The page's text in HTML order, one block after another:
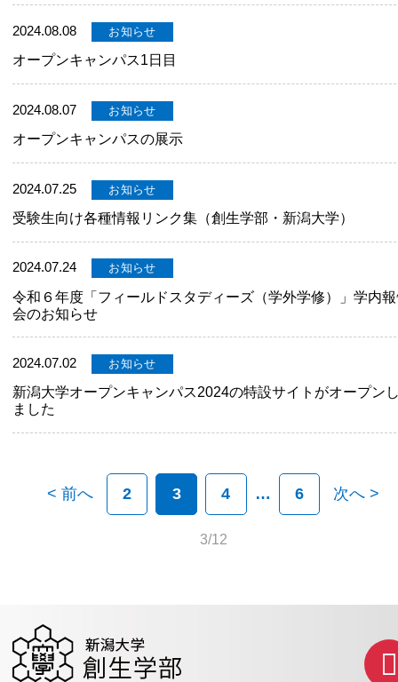
2024.08.08 お知らせ
オープンキャンパス1日目
2024.08.07 お知らせ
オープンキャンパスの展示
2024.07.25 お知らせ
受験生向け各種情報リンク集（創生学部・新潟大学）
2024.07.24 お知らせ
令和６年度「フィールドスタディーズ（学外学修）」学内
会のお知らせ
2024.07.02 お知らせ
新潟大学オープンキャンパス2024の特設サイトがオープン
ました
< 前へ 2 3 4 6 次へ >
3/12